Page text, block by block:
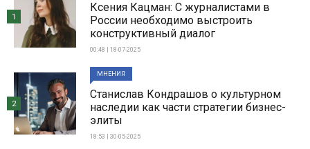
Ксения Кацман: С журналистами в
России необходимо выстроить
конструктивный диалог
00:48 | 18-07-2025
1
МНЕНИЯ
Станислав Кондрашов о культурном
наследии как части стратегии бизнес-
элиты
18:53 | 30-05-2025
2